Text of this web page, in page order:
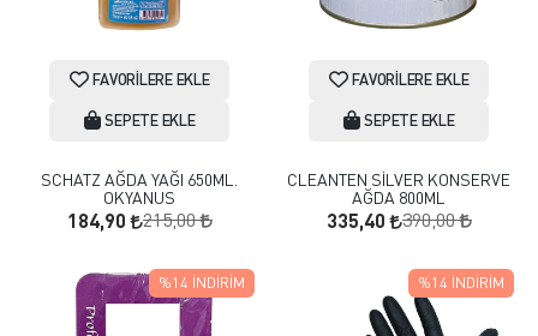
FAVORILERE EKLE
SEPETE EKLE
SCHATZ AĞDA YAĞI 650ML.
OKYANUS
184,90 215,00
FAVORILERE EKLE
SEPETE EKLE
CLEANTEN SİLVER KONSERVE
AĞDA 800ML
335,40 390,00
%14 İNDIRIM %14 İNDIRIM